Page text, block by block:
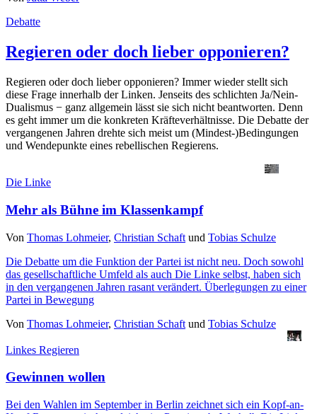
Debatte
Regieren oder doch lieber opponieren?
Regieren oder doch lieber opponieren? Immer wieder stellt sich
diese Frage innerhalb der Linken. Jenseits des schlichten Ja/Nein-
Dualismus − ganz allgemein lässt sie sich nicht beantworten. Denn
es geht immer um die konkreten Kräfteverhältnisse. Die Debatte der
vergangenen Jahren drehte sich meist um (Mindest-)Bedingungen
und Wendepunkte eines rebellischen Regierens.
Die Linke
Mehr als Bühne im Klassenkampf
Von Thomas Lohmeier, Christian Schaft und Tobias Schulze
Die Debatte um die Funktion der Partei ist nicht neu. Doch sowohl
das gesellschaftliche Umfeld als auch Die Linke selbst, haben sich
in den vergangenen Jahren rasant verändert. Überlegungen zu einer
Partei in Bewegung
Von Thomas Lohmeier, Christian Schaft und Tobias Schulze
Linkes Regieren
Gewinnen wollen
Bei den Wahlen im September in Berlin zeichnet sich ein Kopf-an-